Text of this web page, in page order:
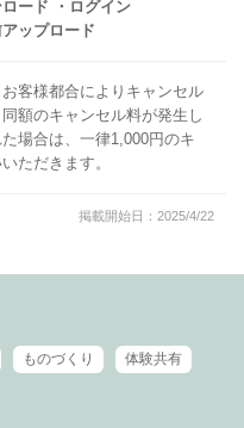
ード ・ログイン
ップロード
客様都合によりキャンセル
額のキャンセル料が発生し
場合は、一律1,000円のキ
ただきます。
掲載開始日：2025/4/22
ものづくり 体験共有